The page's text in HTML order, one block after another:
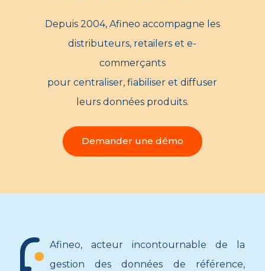
Depuis 2004, Afineo accompagne les
distributeurs, retailers et e-
commerçants
pour centraliser, fiabiliser et diffuser
leurs données produits.
Demander une démo
Afineo, acteur incontournable de la
gestion des données de référence,